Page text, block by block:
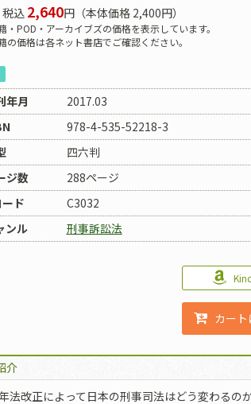
込 2,640円（本体価格 2,400円）
・POD・アーカイブズの価格を表示しています。
の価格は各ネット書店でご確認ください。
年月
2017.03
978-4-535-52218-3
四六判
ジ数
288ページ
ード
C3032
ンル
刑事訴訟法
カー
介
法改正によって日本の刑事司法はどう変わるの